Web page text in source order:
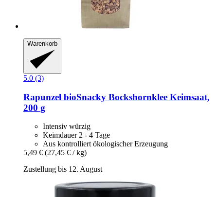
Warenkorb
5.0 (3)
Rapunzel bioSnacky Bockshornklee Keimsaat,
200 g
Intensiv würzig
Keimdauer 2 - 4 Tage
Aus kontrolliert ökologischer Erzeugung
5,49 € (27,45 € / kg)
Zustellung bis 12. August